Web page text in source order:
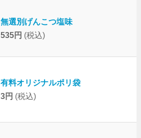
無選別げんこつ塩味
535円 (税込)
有料オリジナルポリ袋
3円 (税込)